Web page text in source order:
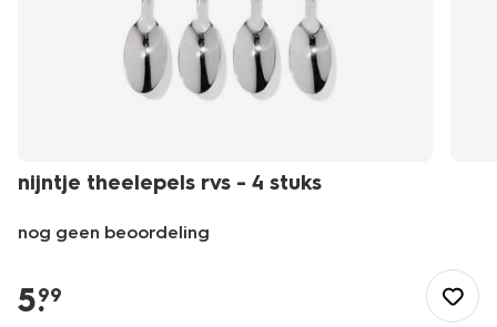
nijntje theelepels rvs - 4 stuks
nog geen beoordeling
be/koken-
tafelen/bestek/lepels/nijntje-
5.
99